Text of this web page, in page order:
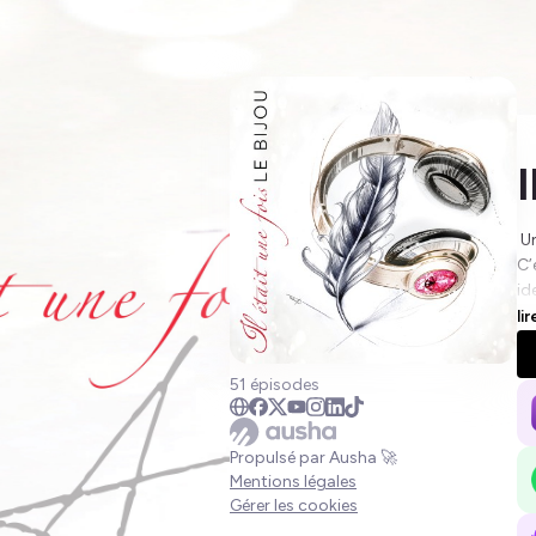
51 épisodes
Propulsé par Ausha 🚀
Mentions légales
Gérer les cookies